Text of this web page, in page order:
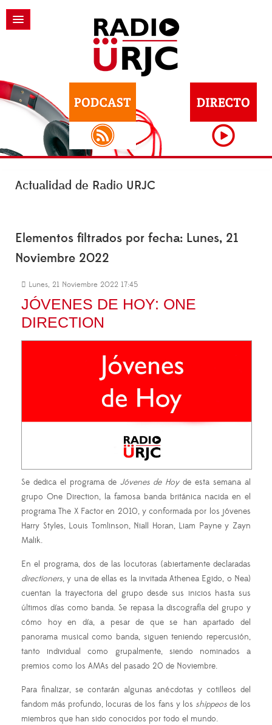
Actualidad de Radio URJC
Elementos filtrados por fecha: Lunes, 21
Noviembre 2022
Lunes, 21 Noviembre 2022 17:45
JÓVENES DE HOY: ONE
DIRECTION
Se dedica el programa de Jóvenes de Hoyde esta semana al
grupo One Direction, la famosa banda británica nacida en el
programa The X Factor en 2010, y conformada por los jóvenes
Harry Styles, Louis Tomlinson, Niall Horan, Liam Payne y Zayn
Malik.
En el programa, dos de las locutoras (abiertamente declaradas
directioners, y una de ellas es la invitada Athenea Egido, o Nea)
cuentan la trayectoria del grupo desde sus inicios hasta sus
últimos días como banda. Se repasa la discografía del grupo y
cómo hoy en día, a pesar de que se han apartado del
panorama musical como banda, siguen teniendo repercusión,
tanto individual como grupalmente, siendo nominados a
premios como los AMAs del pasado 20 de Noviembre.
Para finalizar, se contarán algunas anécdotas y cotilleos del
fandom más profundo, locuras de los fans y los shippeosde los
miembros que han sido conocidos por todo el mundo.